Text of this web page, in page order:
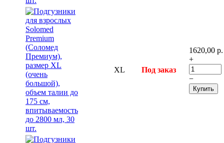
XL Под заказ
1620,00 р.
+
−
Купить